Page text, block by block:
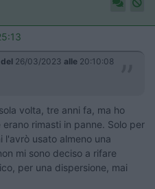
del 26/03/2023 alle 20:10:08
volta, tre anni fa, ma ho
rimasti in panne. Solo per
l'avrò usato almeno una
mi sono deciso a rifare
per una dispersione, mai